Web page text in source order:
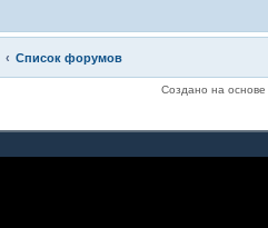
Список форумов
Создано на основе